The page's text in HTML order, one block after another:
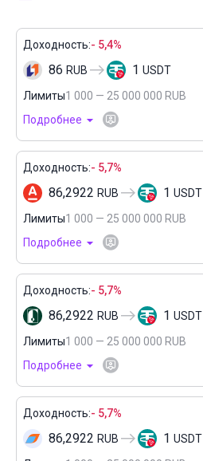
Доходность:- 5,4%
86 RUB 1 USDT
Лимиты1 000 — 25 000 000 RUB
Подробнее
Доходность:- 5,7%
86,2922 RUB 1 USDT
Лимиты1 000 — 25 000 000 RUB
Подробнее
Доходность:- 5,7%
86,2922 RUB 1 USDT
Лимиты1 000 — 25 000 000 RUB
Подробнее
Доходность:- 5,7%
86,2922 RUB 1 USDT